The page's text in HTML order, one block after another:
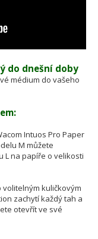
do dnešní doby
médium do vašeho
Intuos Pro Paper
M můžete
L na papíře o velikosti
kuličkovým
zachytí každý tah a
otevřít ve své